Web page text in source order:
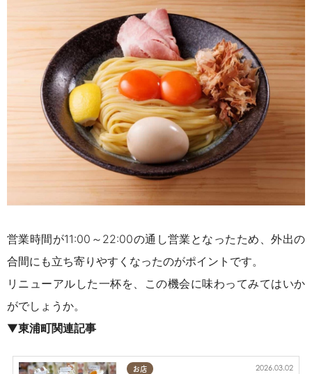
営業時間が11:00～22:00の通し営業となったため、外出の
合間にも立ち寄りやすくなったのがポイントです。
リニューアルした一杯を、この機会に味わってみてはいか
がでしょうか。
▼東浦町関連記事
お店 2026.03.02